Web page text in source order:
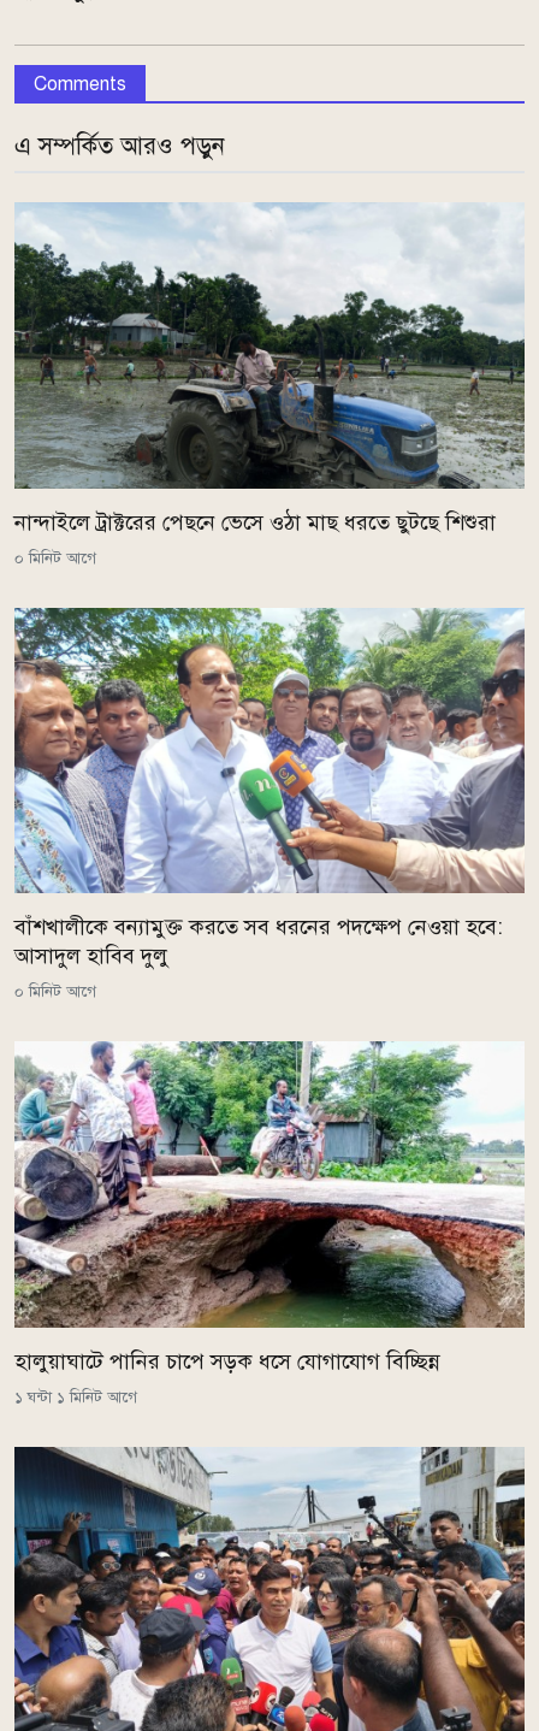
Comments
এ সম্পর্কিত আরও পড়ুন
নান্দাইলে ট্রাক্টরের পেছনে ভেসে ওঠা মাছ ধরতে ছুটছে শিশুরা
০ মিনিট আগে
বাঁশখালীকে বন্যামুক্ত করতে সব ধরনের পদক্ষেপ নেওয়া হবে:
আসাদুল হাবিব দুলু
০ মিনিট আগে
হালুয়াঘাটে পানির চাপে সড়ক ধসে যোগাযোগ বিচ্ছিন্ন
১ ঘন্টা ১ মিনিট আগে